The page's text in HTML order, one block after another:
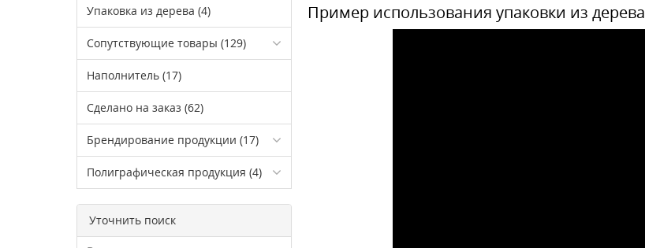
Упаковка из дерева (4)
Сопутствующие товары (129)
Наполнитель (17)
Сделано на заказ (62)
Брендирование продукции (17)
Полиграфическая продукция (4)
Уточнить поиск
Пример использования упаковки из дерева